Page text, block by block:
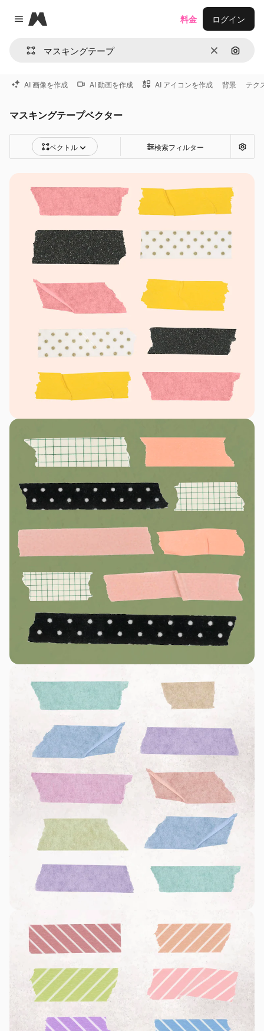
Close menu
Magnific
消去 画像で
料金 ログイン
AI 画像を作成 AI 動画を作成 AI アイコンを作成 背景 テク
マスキングテープベクター
ベクトル 検索フィルター